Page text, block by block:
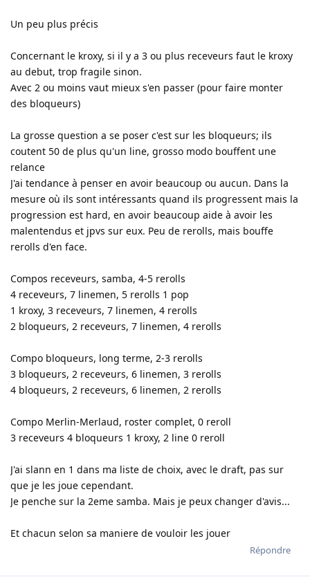
Un peu plus précis
Concernant le kroxy, si il y a 3 ou plus receveurs faut le kroxy
au debut, trop fragile sinon.
Avec 2 ou moins vaut mieux s'en passer (pour faire monter
des bloqueurs)
La grosse question a se poser c'est sur les bloqueurs; ils
coutent 50 de plus qu'un line, grosso modo bouffent une
relance
J'ai tendance à penser en avoir beaucoup ou aucun. Dans la
mesure où ils sont intéressants quand ils progressent mais la
progression est hard, en avoir beaucoup aide à avoir les
malentendus et jpvs sur eux. Peu de rerolls, mais bouffe
rerolls d'en face.
Compos receveurs, samba, 4-5 rerolls
4 receveurs, 7 linemen, 5 rerolls 1 pop
1 kroxy, 3 receveurs, 7 linemen, 4 rerolls
2 bloqueurs, 2 receveurs, 7 linemen, 4 rerolls
Compo bloqueurs, long terme, 2-3 rerolls
3 bloqueurs, 2 receveurs, 6 linemen, 3 rerolls
4 bloqueurs, 2 receveurs, 6 linemen, 2 rerolls
Compo Merlin-Merlaud, roster complet, 0 reroll
3 receveurs 4 bloqueurs 1 kroxy, 2 line 0 reroll
J'ai slann en 1 dans ma liste de choix, avec le draft, pas sur
que je les joue cependant.
Je penche sur la 2eme samba. Mais je peux changer d'avis...
Et chacun selon sa maniere de vouloir les jouer
Répondre